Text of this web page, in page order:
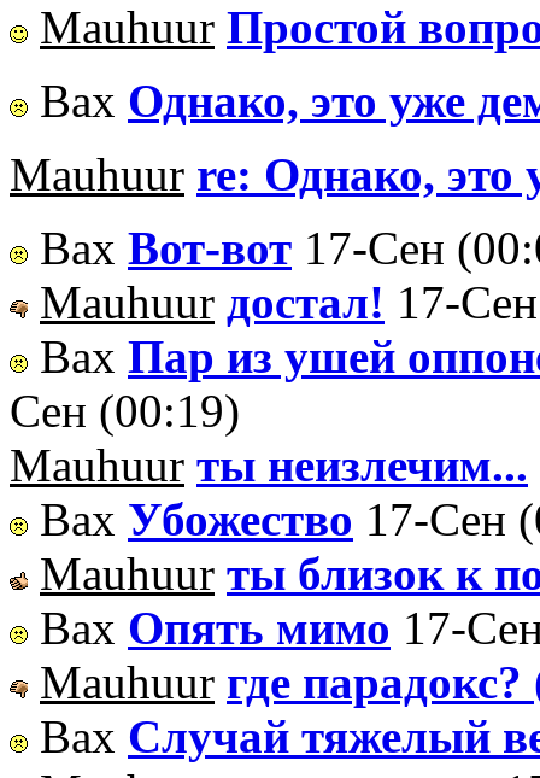
Mauhuur Простой
Вах Однако, это уже
Mauhuur re: Однако, это
Вах Вот-вот 17-Сен
Mauhuur достал! 17-
Вах Пар из ушей
Сен (00:19)
Mauhuur ты неизлечим...
Вах Убожество 17-Сен
Mauhuur ты близок к
Вах Опять мимо 17-
Mauhuur где парадокс?
Вах Случай тяжелый